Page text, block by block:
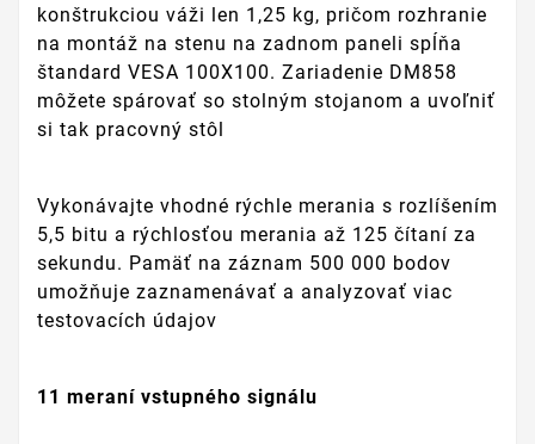
konštrukciou váži len 1,25 kg, pričom rozhranie
na montáž na stenu na zadnom paneli spĺňa
štandard VESA 100X100. Zariadenie DM858
môžete spárovať so stolným stojanom a uvoľniť
si tak pracovný stôl
Vykonávajte vhodné rýchle merania s rozlíšením
5,5 bitu a rýchlosťou merania až 125 čítaní za
sekundu. Pamäť na záznam 500 000 bodov
umožňuje zaznamenávať a analyzovať viac
testovacích údajov
11 meraní vstupného signálu